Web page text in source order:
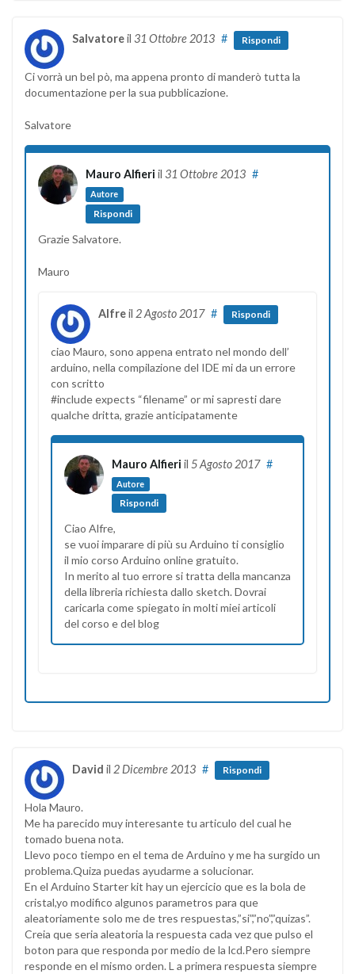
Salvatoreil 31 Ottobre 2013 # Rispondi
Ci vorrà un bel pò, ma appena pronto di manderò tutta la
documentazione per la sua pubblicazione.
Salvatore
Mauro Alfieri il 31 Ottobre 2013
Autore
#
Rispondi
Grazie Salvatore.
Mauro
Alfreil 2 Agosto 2017 # Rispondi
ciao Mauro, sono appena entrato nel mondo dell’
arduino, nella compilazione del IDE mi da un errore
con scritto
#include expects “filename” or mi sapresti dare
qualche dritta, grazie anticipatamente
Mauro Alfieri il 5 Agosto 2017
Autore
#
Rispondi
Ciao Alfre,
se vuoi imparare di più su Arduino ti consiglio
il mio corso Arduino online gratuito.
In merito al tuo errore si tratta della mancanza
della libreria richiesta dallo sketch. Dovrai
caricarla come spiegato in molti miei articoli
del corso e del blog
David il 2 Dicembre 2013 # Rispondi
Hola Mauro.
Me ha parecido muy interesante tu articulo del cual he
tomado buena nota.
Llevo poco tiempo en el tema de Arduino y me ha surgido un
problema.Quiza puedas ayudarme a solucionar.
En el Arduino Starter kit hay un ejercicio que es la bola de
cristal,yo modifico algunos parametros para que
aleatoriamente solo me de tres respuestas,”si”,”no”,”quizas”.
Creia que seria aleatoria la respuesta cada vez que pulso el
boton para que responda por medio de la lcd.Pero siempre
responde en el mismo orden. L a primera respuesta siempre